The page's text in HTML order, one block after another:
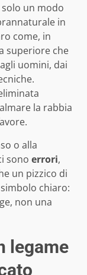
un modo
in
come, in
superiore che
uomini, dai
la rabbia
o alla
sono errori,
un pizzico di
chiaro:
non una
legame